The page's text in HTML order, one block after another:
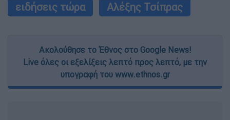
ειδήσεις τώρα
Αλέξης Τσίπρας
Ακολούθησε το Έθνος στο Google News!
Live όλες οι εξελίξεις λεπτό προς λεπτό, με την
υπογραφή του www.ethnos.gr